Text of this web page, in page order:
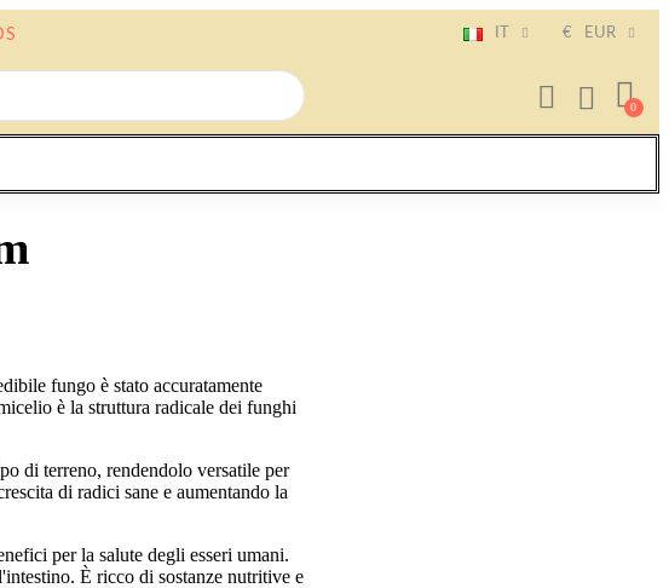
€ EUR
fungo è stato accuratamente
è la struttura radicale dei funghi
di terreno, rendendolo versatile per
di radici sane e aumentando la
per la salute degli esseri umani.
È ricco di sostanze nutritive e